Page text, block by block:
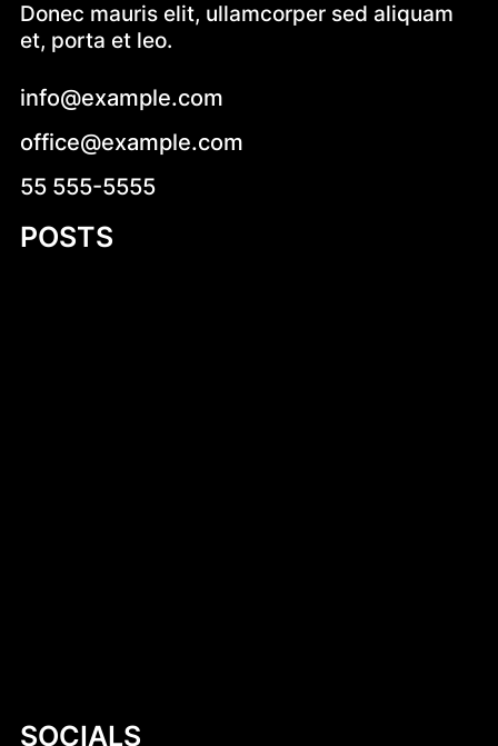
Donec mauris elit, ullamcorper sed aliquam
et, porta et leo.
info@example.com
office@example.com
55 555-5555
POSTS
SOCIALS